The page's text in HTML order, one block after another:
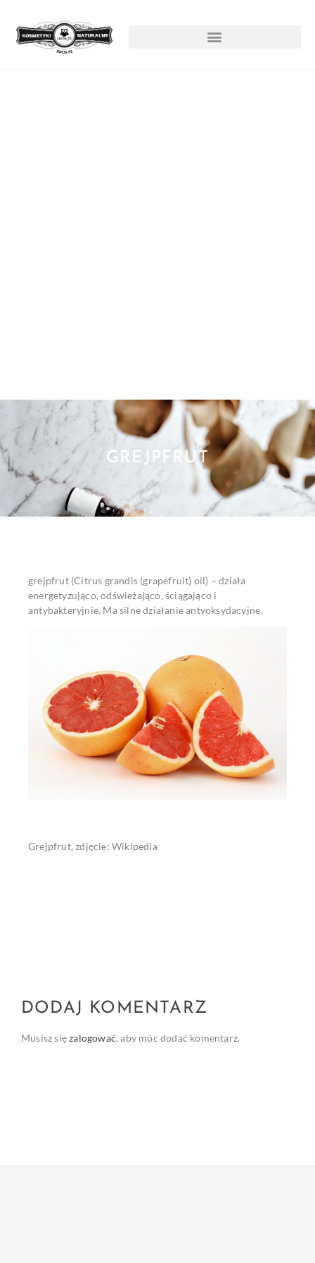
GREJPFRUT
grejpfrut (Citrus grandis (grapefruit) oil) – działa
energetyzująco, odświeżająco, ściągająco i
antybakteryjnie. Ma silne działanie antyoksydacyjne.
Grejpfrut, zdjęcie: Wikipedia
DODAJ KOMENTARZ
Musisz sięzalogować, aby móc dodać komentarz.